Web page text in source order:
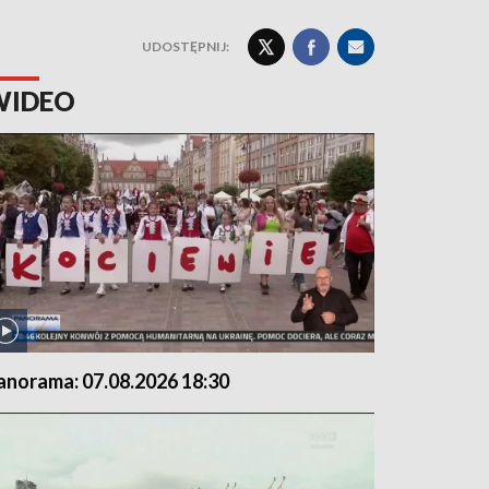
UDOSTĘPNIJ:
07.08.2026 18:30